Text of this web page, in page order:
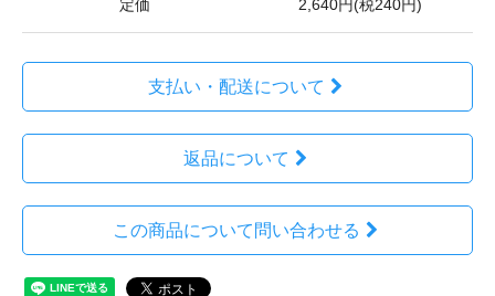
定価 2,640円(税240円)
支払い・配送について
返品について
この商品について問い合わせる